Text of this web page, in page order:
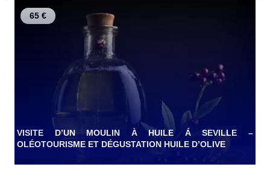
65 €
VISITE D’UN MOULIN À HUILE Á SEVILLE –
OLÉOTOURISME ET DÉGUSTATION HUILE D’OLIVE